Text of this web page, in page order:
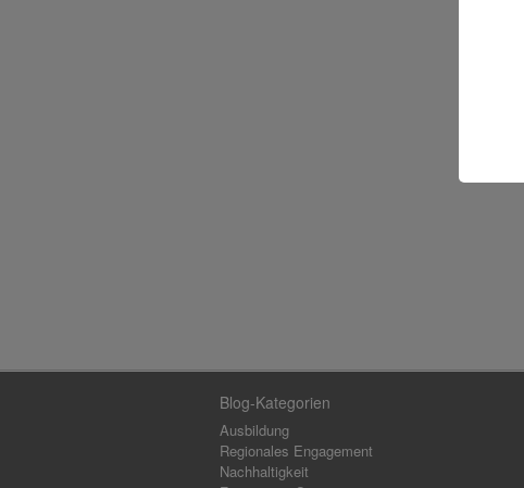
Blog-Kategorien
Ausbildung
Regionales Engagement
Nachhaltigkeit